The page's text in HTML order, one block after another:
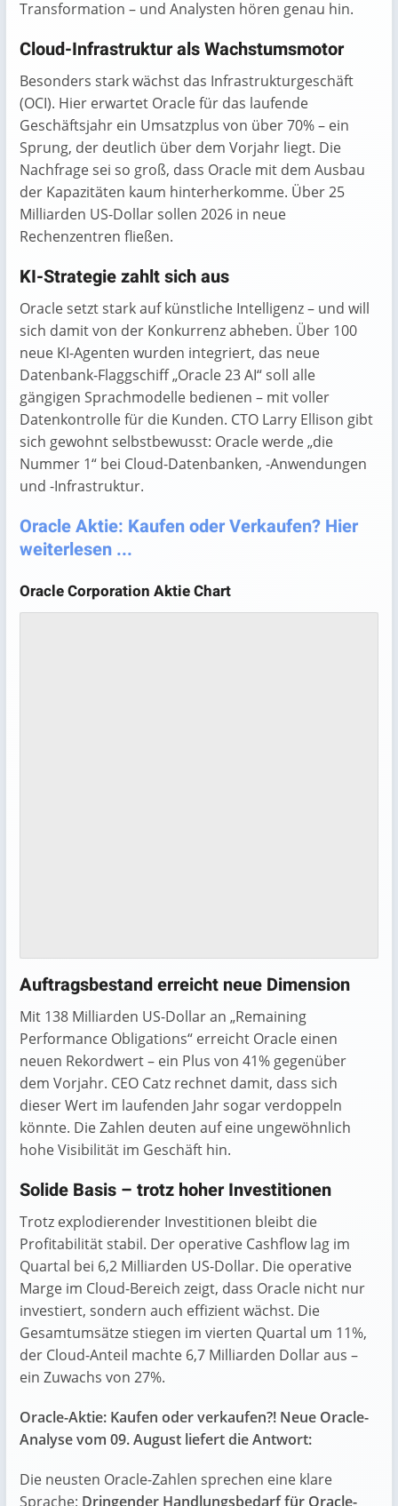
Transformation – und Analysten hören genau hin.
Cloud-Infrastruktur als Wachstumsmotor
Besonders stark wächst das Infrastrukturgeschäft
(OCI). Hier erwartet Oracle für das laufende
Geschäftsjahr ein Umsatzplus von über 70% – ein
Sprung, der deutlich über dem Vorjahr liegt. Die
Nachfrage sei so groß, dass Oracle mit dem Ausbau
der Kapazitäten kaum hinterherkomme. Über 25
Milliarden US-Dollar sollen 2026 in neue
Rechenzentren fließen.
KI-Strategie zahlt sich aus
Oracle setzt stark auf künstliche Intelligenz – und will
sich damit von der Konkurrenz abheben. Über 100
neue KI-Agenten wurden integriert, das neue
Datenbank-Flaggschiff „Oracle 23 AI“ soll alle
gängigen Sprachmodelle bedienen – mit voller
Datenkontrolle für die Kunden. CTO Larry Ellison gibt
sich gewohnt selbstbewusst: Oracle werde „die
Nummer 1“ bei Cloud-Datenbanken, -Anwendungen
und -Infrastruktur.
Oracle Aktie: Kaufen oder Verkaufen? Hier
weiterlesen ...
Oracle Corporation Aktie Chart
Auftragsbestand erreicht neue Dimension
Mit 138 Milliarden US-Dollar an „Remaining
Performance Obligations“ erreicht Oracle einen
neuen Rekordwert – ein Plus von 41% gegenüber
dem Vorjahr. CEO Catz rechnet damit, dass sich
dieser Wert im laufenden Jahr sogar verdoppeln
könnte. Die Zahlen deuten auf eine ungewöhnlich
hohe Visibilität im Geschäft hin.
Solide Basis – trotz hoher Investitionen
Trotz explodierender Investitionen bleibt die
Profitabilität stabil. Der operative Cashflow lag im
Quartal bei 6,2 Milliarden US-Dollar. Die operative
Marge im Cloud-Bereich zeigt, dass Oracle nicht nur
investiert, sondern auch effizient wächst. Die
Gesamtumsätze stiegen im vierten Quartal um 11%,
der Cloud-Anteil machte 6,7 Milliarden Dollar aus –
ein Zuwachs von 27%.
Oracle-Aktie: Kaufen oder verkaufen?! Neue Oracle-
Analyse vom 09. August liefert die Antwort:
Die neusten Oracle-Zahlen sprechen eine klare
Sprache: Dringender Handlungsbedarf für Oracle-